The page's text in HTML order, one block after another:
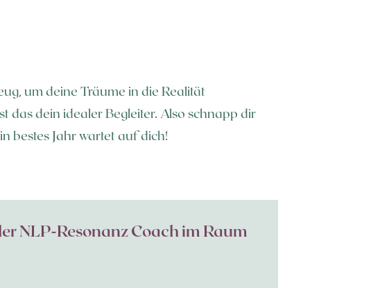
um deine Träume in die Realität
das dein idealer Begleiter. Also schnapp dir
bestes Jahr wartet auf dich!
NLP-Resonanz Coach im Raum